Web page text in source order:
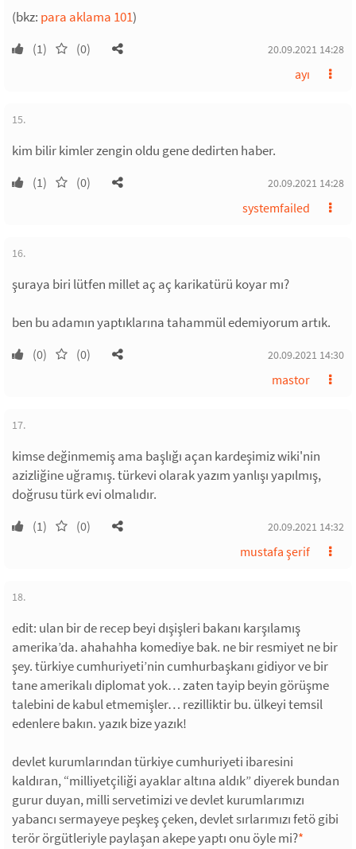
(bkz: para aklama 101)
(1) (0) 20.09.2021 14:28
ayı
15.
kim bilir kimler zengin oldu gene dedirten haber.
(1) (0) 20.09.2021 14:28
systemfailed
16.
şuraya biri lütfen millet aç aç karikatürü koyar mı?
ben bu adamın yaptıklarına tahammül edemiyorum artık.
(0) (0) 20.09.2021 14:30
mastor
17.
kimse değinmemiş ama başlığı açan kardeşimiz wiki'nin
azizliğine uğramış. türkevi olarak yazım yanlışı yapılmış,
doğrusu türk evi olmalıdır.
(1) (0) 20.09.2021 14:32
mustafa şerif
18.
edit: ulan bir de recep beyi dışişleri bakanı karşılamış
amerika’da. ahahahha komediye bak. ne bir resmiyet ne bir
şey. türkiye cumhuriyeti’nin cumhurbaşkanı gidiyor ve bir
tane amerikalı diplomat yok… zaten tayip beyin görüşme
talebini de kabul etmemişler… rezilliktir bu. ülkeyi temsil
edenlere bakın. yazık bize yazık!
devlet kurumlarından türkiye cumhuriyeti ibaresini
kaldıran, “milliyetçiliği ayaklar altına aldık” diyerek bundan
gurur duyan, milli servetimizi ve devlet kurumlarımızı
yabancı sermayeye peşkeş çeken, devlet sırlarımızı fetö gibi
terör örgütleriyle paylaşan akepe yaptı onu öyle mi?*